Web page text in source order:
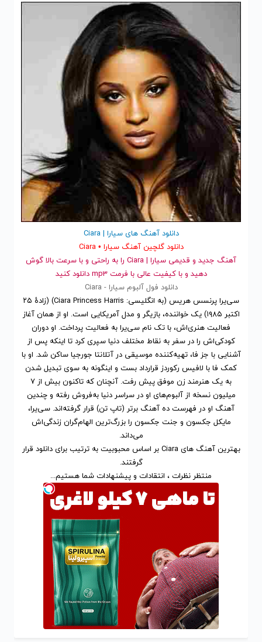
دانلود آهنگ های سیارا | Ciara
دانلود گلچین آهنگ سیارا • Ciara
آهنگ جدید
و قدیمی سیارا | Ciara را به راحتی و با سرعت بالا گوش
دهید و با کیفیت عالی با فرمت mp3 دانلود کنید
دانلود فول آلبوم سیارا - Ciara
سی‌یرا پرنسس هریس (به انگلیسی: Ciara Princess Harris) (زادهٔ ۲۵
اکتبر ۱۹۸۵) یک خواننده، بازیگر و مدل آمریکایی است. او از همان آغاز
فعالیت هنری‌اش، با تک نام سی‌یرا به فعالیت پرداخت. او دوران
کودکی‌اش را در سفر به نقاط مختلف دنیا سپری کرد تا اینکه پس از
آشنایی با جز فا، تهیه‌کننده موسیقی در آتلانتا جورجیا ساکن شد. او با
کمک فا با لافیس رکوردز قرارداد بست و اینگونه به سوی تبدیل شدن
به یک هنرمند زن موفق پیش رفت. آنچنان که تاکنون بیش از ۷
میلیون نسخه از آلبوم‌های او در سراسر دنیا به‌فروش رفته و چندین
آهنگ او در فهرست ده آهنگ برتر (تاپ تن) قرار گرفته‌اند. سی‌یرا،
مایکل جکسون و جنت جکسون را بزرگ‌ترین الهام‌گران زندگی‌اش
می‌داند.
بهترین آهنگ های Ciara
بر اساس محبوبیتبه ترتیب برایدانلود قرار
گرفتند.
منتظر نظرات ، انتقادات و پیشنهادات شما هستیم...